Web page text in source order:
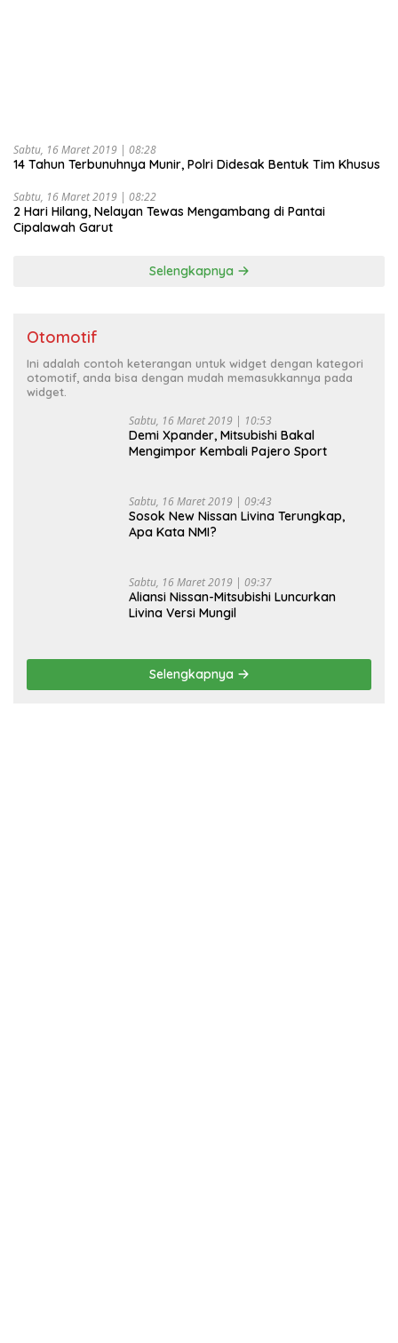
Sabtu, 16 Maret 2019 | 08:28
14 Tahun Terbunuhnya Munir, Polri Didesak Bentuk Tim Khusus
Sabtu, 16 Maret 2019 | 08:22
2 Hari Hilang, Nelayan Tewas Mengambang di Pantai
Cipalawah Garut
Selengkapnya
Otomotif
Ini adalah contoh keterangan untuk widget dengan kategori
otomotif, anda bisa dengan mudah memasukkannya pada
widget.
Sabtu, 16 Maret 2019 | 10:53
Demi Xpander, Mitsubishi Bakal
Mengimpor Kembali Pajero Sport
Sabtu, 16 Maret 2019 | 09:43
Sosok New Nissan Livina Terungkap,
Apa Kata NMI?
Sabtu, 16 Maret 2019 | 09:37
Aliansi Nissan-Mitsubishi Luncurkan
Livina Versi Mungil
Selengkapnya